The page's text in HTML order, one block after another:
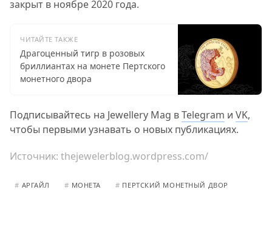
закрыт в ноябре 2020 года.
ЧИТАЙТЕ ТАКЖЕ
Драгоценный тигр в розовых
бриллиантах на монете Пертского
монетного двора
Подписывайтесь на Jewellery Mag вTelegram и VK,
чтобы первыми узнавать о новых публикациях.
Источник: thejewelerblog.wordpress.com/
# АРГАЙЛ # МОНЕТА # ПЕРТСКИЙ МОНЕТНЫЙ ДВОР